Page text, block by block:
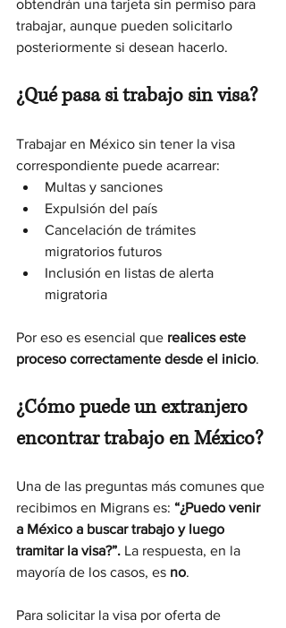
obtendrán una tarjeta sin permiso para
trabajar, aunque pueden solicitarlo
posteriormente si desean hacerlo.
¿Qué pasa si trabajo sin visa?
Trabajar en México sin tener la visa
correspondiente puede acarrear:
Multas y sanciones
Expulsión del país
Cancelación de trámites
migratorios futuros
Inclusión en listas de alerta
migratoria
Por eso es esencial que realices este
proceso correctamente desde el inicio.
¿Cómo puede un extranjero
encontrar trabajo en México?
Una de las preguntas más comunes que
recibimos en Migrans es: “¿Puedo venir
a México a buscar trabajo y luego
tramitar la visa?”. La respuesta, en la
mayoría de los casos, es no.
Para solicitar la visa por oferta de